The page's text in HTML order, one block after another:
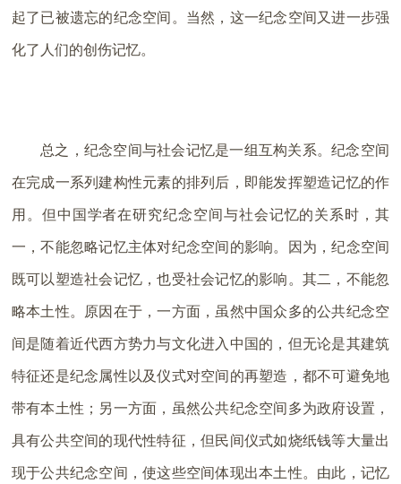
起了已被遗忘的纪念空间。当然，这一纪念空间又进一步强
化了人们的创伤记忆。
总之，纪念空间与社会记忆是一组互构关系。纪念空间
在完成一系列建构性元素的排列后，即能发挥塑造记忆的作
用。但中国学者在研究纪念空间与社会记忆的关系时，其
一，不能忽略记忆主体对纪念空间的影响。因为，纪念空间
既可以塑造社会记忆，也受社会记忆的影响。其二，不能忽
略本土性。原因在于，一方面，虽然中国众多的公共纪念空
间是随着近代西方势力与文化进入中国的，但无论是其建筑
特征还是纪念属性以及仪式对空间的再塑造，都不可避免地
带有本土性；另一方面，虽然公共纪念空间多为政府设置，
具有公共空间的现代性特征，但民间仪式如烧纸钱等大量出
现于公共纪念空间，使这些空间体现出本土性。由此，记忆